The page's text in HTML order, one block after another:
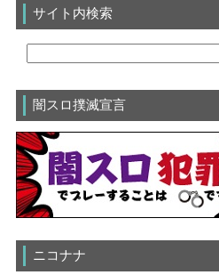
サイト内検索
闇スロ撲滅宣言
ニコナナ